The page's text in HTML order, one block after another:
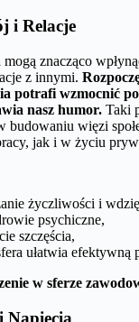
i Relacje
znacząco
z innymi.
potrafi wzmocnić
nasz humor. Taki
budowaniu więzi
jak i w życiu
życzliwości i
psychiczne,
szczęścia,
ułatwia efektywną
w sferze
Napięcia